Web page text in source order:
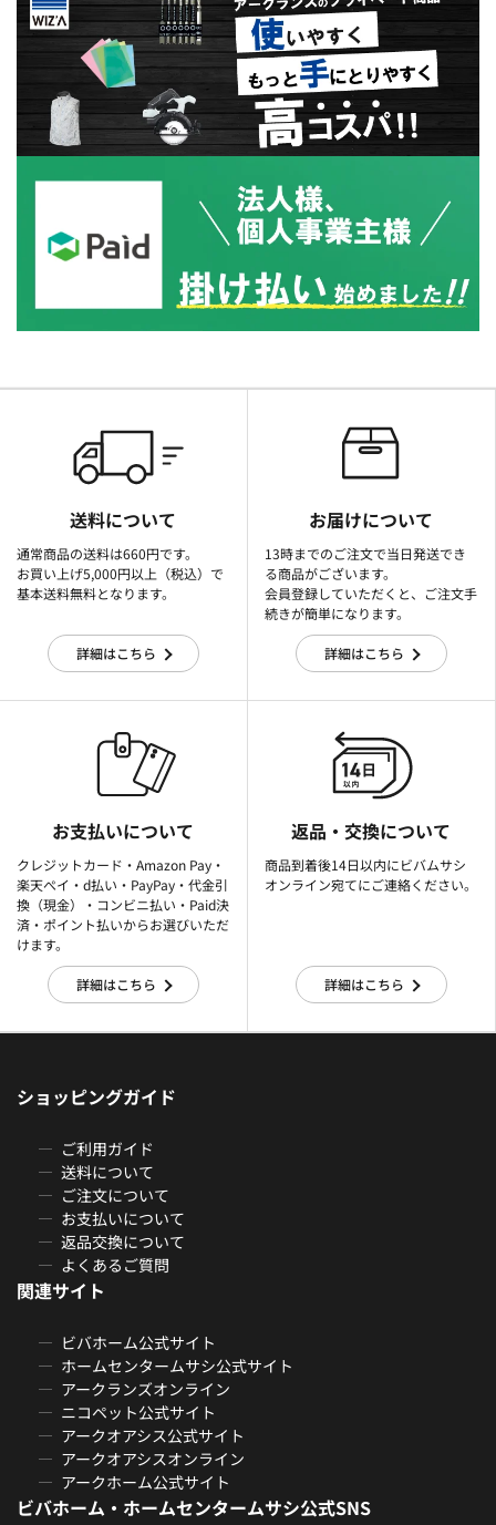
送料について
通常商品の送料は660円です。
お買い上げ5,000円以上（税込）で
基本送料無料となります。
詳細はこちら
お届けについて
13時までのご注文で当日発送でき
る商品がございます。
会員登録していただくと、ご注文手
続きが簡単になります。
詳細はこちら
お支払いについて
クレジットカード・Amazon Pay・
楽天ぺイ・d払い・PayPay・代金引
換（現金）・コンビニ払い・Paid決
済・ポイント払いからお選びいただ
けます。
詳細はこちら
返品・交換について
商品到着後14日以内にビバムサシ
オンライン宛てにご連絡ください。
詳細はこちら
ショッピングガイド
ご利用ガイド
送料について
ご注文について
お支払いについて
返品交換について
よくあるご質問
関連サイト
ビバホーム公式サイト
ホームセンタームサシ公式サイト
アークランズオンライン
ニコペット公式サイト
アークオアシス公式サイト
アークオアシスオンライン
アークホーム公式サイト
ビバホーム・ホームセンタームサシ公式SNS